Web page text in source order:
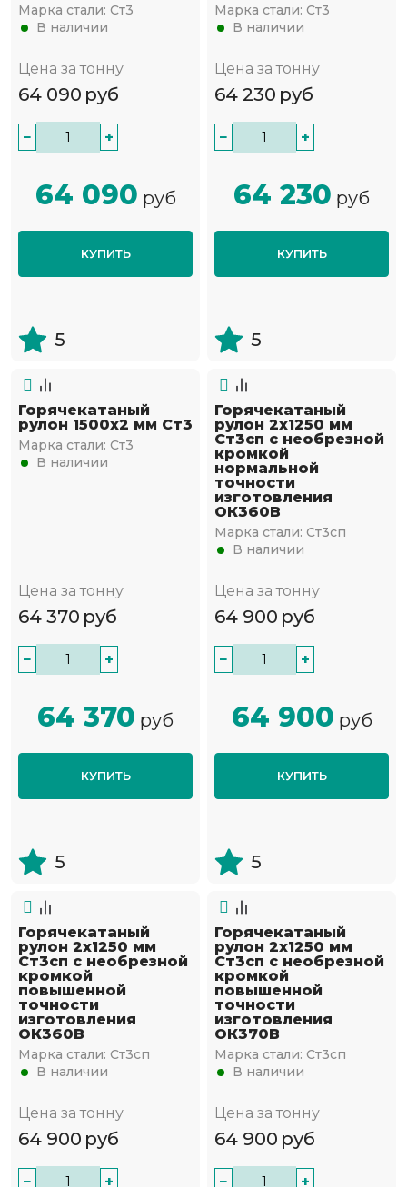
Марка стали: Ст3
В наличии
Цена за тонну
64 090 руб
− +
64 090 руб
КУПИТЬ
5
Марка стали: Ст3
В наличии
Цена за тонну
64 230 руб
− +
64 230 руб
КУПИТЬ
5
Горячекатаный
рулон 1500х2 мм Ст3
Марка стали: Ст3
В наличии
Цена за тонну
64 370 руб
− +
64 370 руб
КУПИТЬ
5
Горячекатаный
рулон 2х1250 мм
Ст3сп с необрезной
кромкой
нормальной
точности
изготовления
ОК360В
Марка стали: Ст3сп
В наличии
Цена за тонну
64 900 руб
− +
64 900 руб
КУПИТЬ
5
Горячекатаный
рулон 2х1250 мм
Ст3сп с необрезной
кромкой
повышенной
точности
изготовления
ОК360В
Марка стали: Ст3сп
В наличии
Цена за тонну
64 900 руб
− +
Горячекатаный
рулон 2х1250 мм
Ст3сп с необрезной
кромкой
повышенной
точности
изготовления
ОК370В
Марка стали: Ст3сп
В наличии
Цена за тонну
64 900 руб
− +